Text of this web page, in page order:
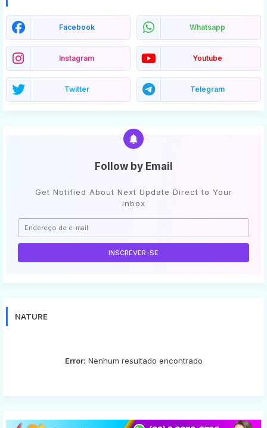
Facebook Whatsapp
Instagram Youtube
Twitter Telegram
Follow by Email
Get Notified About Next Update Direct to Your
inbox
NATURE
Error: Nenhum resultado encontrado